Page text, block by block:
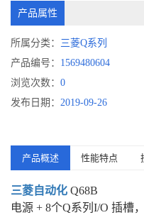
产品属性
所属分类： 三菱Q系列
产品编号： 1569480604
浏览次数： 0
发布日期： 2019-09-26
产品概述 性能特点
三菱自动化 Q68B
电源 + 8个Q系列I/O 插槽